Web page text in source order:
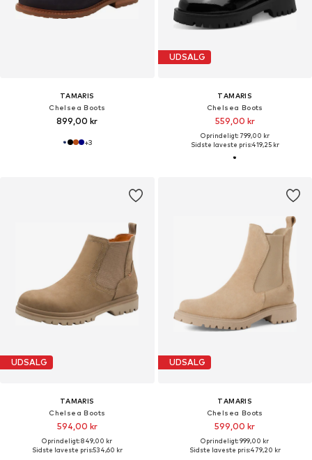
TAMARIS
Chelsea Boots
899,00 kr
+3
UDSALG
TAMARIS
Chelsea Boots
559,00 kr
Oprindeligt: 799,00 kr
Sidste laveste pris:419,25 kr
UDSALG
TAMARIS
Chelsea Boots
594,00 kr
Oprindeligt: 849,00 kr
Sidste laveste pris:534,60 kr
UDSALG
TAMARIS
Chelsea Boots
599,00 kr
Oprindeligt: 999,00 kr
Sidste laveste pris:479,20 kr